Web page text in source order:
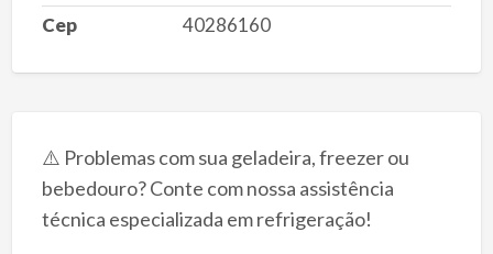
Cep
40286160
⚠️ Problemas com sua geladeira, freezer ou
bebedouro? Conte com nossa assistência
técnica especializada em refrigeração!